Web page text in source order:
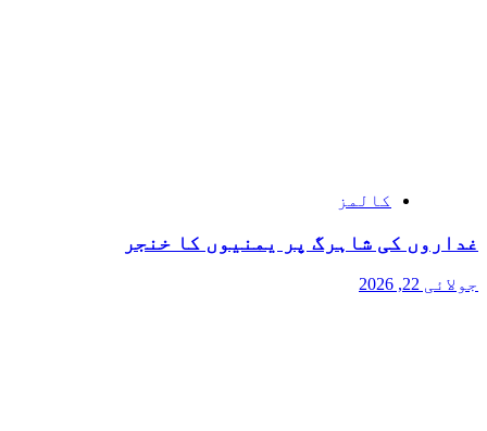
کالمز
غداروں کی شاہرگ پر یمنیوں کا خنجر
جولائی 22, 2026